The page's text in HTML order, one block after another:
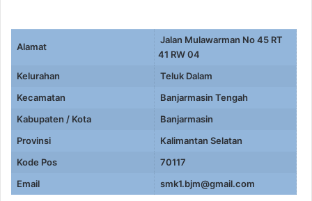
Alamat
Jalan Mulawarman No 45 RT
41 RW 04
Kelurahan
Teluk Dalam
Kecamatan
Banjarmasin Tengah
Kabupaten / Kota
Banjarmasin
Provinsi
Kalimantan Selatan
Kode Pos
70117
Email
smk1.bjm@gmail.com